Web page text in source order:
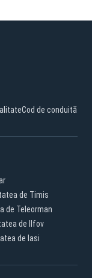
Cod de conduită
de Timis
de Teleorman
de Ilfov
de Iasi